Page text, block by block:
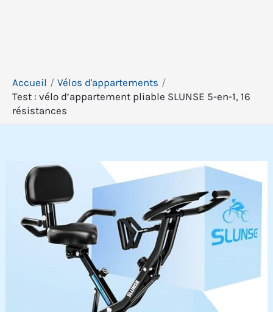
Accueil
Vélos d'appartements
Test : vélo d’appartement pliable SLUNSE 5-en-1, 16
résistances